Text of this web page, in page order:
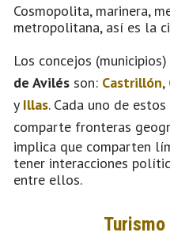
Cosmopolita, marinera,
metropolitana, así es la
Los concejos
de Avilés son: Castrillón,
y Illas. Cada uno de
comparte fronteras
implica que comparten
tener interacciones
entre ellos.